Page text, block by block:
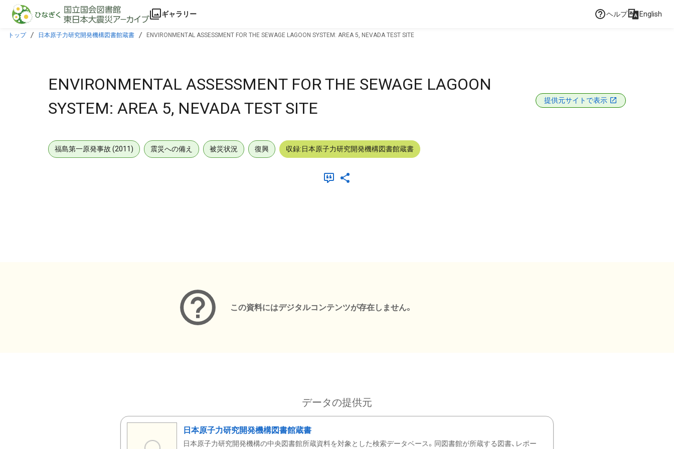
本文に飛ぶ
ギャラリー ヘルプ English
トップ 日本原子力研究開発機構図書館蔵書 ENVIRONMENTAL ASSESSMENT FOR THE SEWAGE LAGOON SYSTEM: AREA 5, NEVADA TEST SITE
ENVIRONMENTAL ASSESSMENT FOR THE SEWAGE LAGOON
SYSTEM: AREA 5, NEVADA TEST SITE
提供元サイトで表示
福島第一原発事故 (2011) 震災への備え 被災状況 復興 収録:日本原子力研究開発機構図書館蔵書
この資料にはデジタルコンテンツが存在しません。
データの提供元
日本原子力研究開発機構図書館蔵書
日本原子力研究開発機構の中央図書館所蔵資料を対象とした検索データベース。同図書館が所蔵する図書、レポー